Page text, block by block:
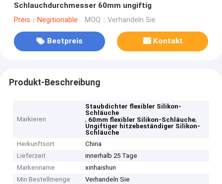
Schlauchdurchmesser 60mm ungiftig
Preis：Negitionable MOQ：Verhandeln Sie
Bestpreis Kontakt
Produkt-Beschreibung
Markieren
Staubdichter flexibler Silikon-
Schläuche
, 60mm flexibler Silikon-Schläuche,
Ungiftiger hitzebeständiger Silikon-
Schläuche
Herkunftsort
China
Lieferzeit
innerhalb 25 Tage
Markenname
xinhaishun
Min Bestellmenge
Verhandeln Sie